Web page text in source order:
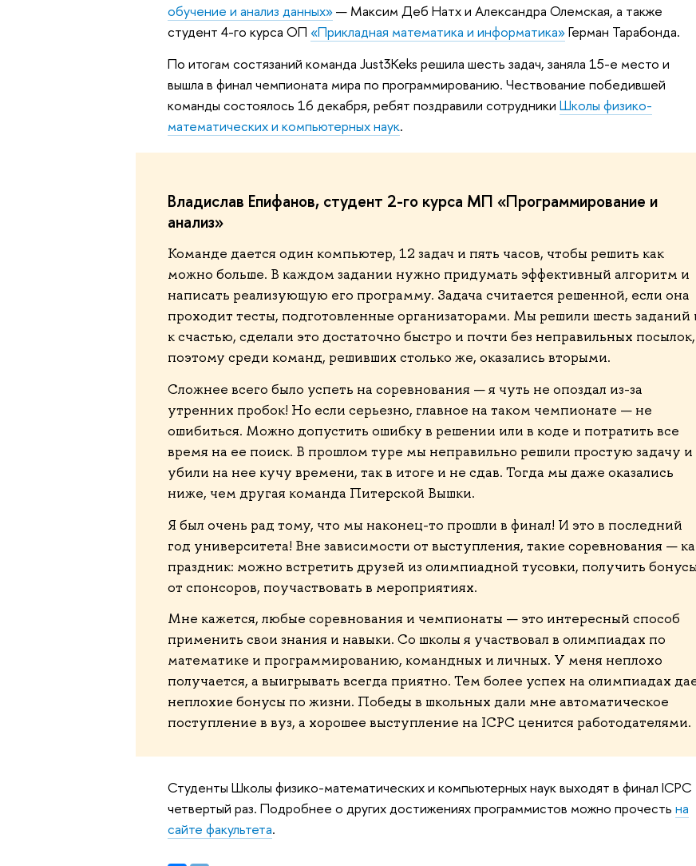
обучение и анализ данных»— Максим Деб Натх и Александра Олемская, а также
студент 4-го курса ОП «Прикладная математика и информатика»Герман Тарабонда.
По итогам состязаний команда Just3Keks решила шесть задач, заняла 15-е место и
вышла в финал чемпионата мира по программированию. Чествование победившей
команды состоялось 16 декабря, ребят поздравили сотрудники Школы физико-
математических и компьютерных наук.
Владислав Епифанов, студент 2-го курса МП «Программирование и
анализ»
Команде дается один компьютер, 12 задач и пять часов, чтобы решить как
можно больше. В каждом задании нужно придумать эффективный алгоритм и
написать реализующую его программу. Задача считается решенной, если она
проходит тесты, подготовленные организаторами. Мы решили шесть заданий
к счастью, сделали это достаточно быстро и почти без неправильных посылок,
поэтому среди команд, решивших столько же, оказались вторыми.
Сложнее всего было успеть на соревнования — я чуть не опоздал из-за
утренних пробок! Но если серьезно, главное на таком чемпионате — не
ошибиться. Можно допустить ошибку в решении или в коде и потратить все
время на ее поиск. В прошлом туре мы неправильно решили простую задачу и
убили на нее кучу времени, так в итоге и не сдав. Тогда мы даже оказались
ниже, чем другая команда Питерской Вышки.
Я был очень рад тому, что мы наконец-то прошли в финал! И это в последний
год университета! Вне зависимости от выступления, такие соревнования —
праздник: можно встретить друзей из олимпиадной тусовки, получить
от спонсоров, поучаствовать в мероприятиях.
Мне кажется, любые соревнования и чемпионаты — это интересный способ
применить свои знания и навыки. Со школы я участвовал в олимпиадах по
математике и программированию, командных и личных. У меня неплохо
получается, а выигрывать всегда приятно. Тем более успех на олимпиадах
неплохие бонусы по жизни. Победы в школьных дали мне автоматическое
поступление в вуз, а хорошее выступление на ICPC ценится работодателями.
Студенты Школы физико-математических и компьютерных наук выходят в финал ICPC
четвертый раз. Подробнее о других достижениях программистов можно прочесть на
сайте факультета.